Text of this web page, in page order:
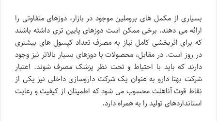
بسیاری از مکمل های بروملین موجود در بازار، دوزهای متفاوتی را
ارائه می دهند. برخی ممکن است دوزهای پایین تری داشته باشند
که برای اثربخشی کامل نیاز به مصرف تعداد کپسول های بیشتری
در روز است. در مقابل، محصولات با دوزهای بسیار بالاتر نیز وجود
دارند که باید با احتیاط و تحت نظر پزشک مصرف شوند. اعتبار
شرکت بهتا دارو به عنوان یک شرکت داروسازی داخلی نیز یکی از
نقاط قوت آناهلث محسوب می شود که اطمینان از کیفیت و رعایت
استانداردهای تولید را به همراه دارد.